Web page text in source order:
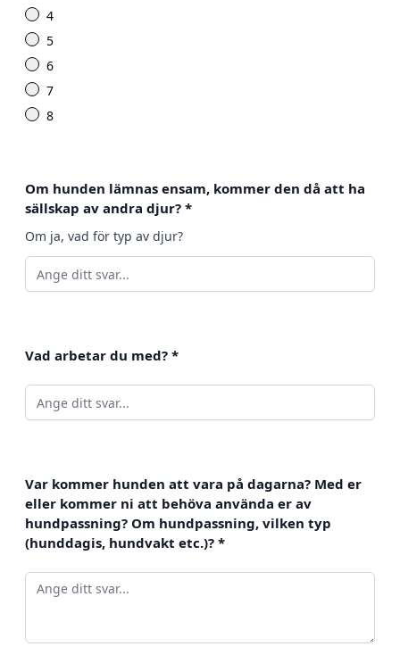
4
5
6
7
8
Om hunden lämnas ensam, kommer den då att ha
sällskap av andra djur? *
Om ja, vad för typ av djur?
Vad arbetar du med? *
Var kommer hunden att vara på dagarna? Med er
eller kommer ni att behöva använda er av
hundpassning? Om hundpassning, vilken typ
(hunddagis, hundvakt etc.)? *